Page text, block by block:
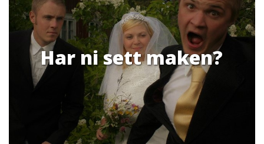
Har ni sett maken?